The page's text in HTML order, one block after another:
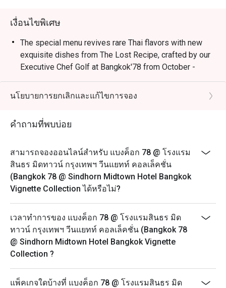
เงื่อนไขพิเศษ
The special menu revives rare Thai flavors with new
exquisite dishes from The Lost Recipe, crafted by our
Executive Chef Golf at Bangkok'78 from October -
December 2024 only. (11:30 - 22:30 hrs., daily)
* Menu and pricing subject to change without notice.
charge unless otherwise indicated under special
นโยบายการยกเลิกและแก้ไขการจอง
คำถามที่พบบ่อย
สามารถจองออนไลน์สำหรับ แบงค็อก 78 @ โรงแรม
สินธร มิดทาวน์ กรุงเทพฯ วีนแยทท์ คอลเล็คชั่น
(Bangkok 78 @ Sindhorn Midtown Hotel Bangkok
Vignette Collection ได้หรือไม่?
เวลาทำการของ แบงค็อก 78 @ โรงแรมสินธร มิด
ทาวน์ กรุงเทพฯ วีนแยทท์ คอลเล็คชั่น (Bangkok 78
@ Sindhorn Midtown Hotel Bangkok Vignette
Collection ?
แพ็คเกจใดบ้างที่ แบงค็อก 78 @ โรงแรมสินธร มิด